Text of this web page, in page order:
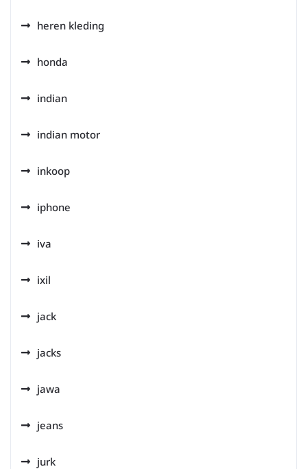
heren kleding
honda
indian
indian motor
inkoop
iphone
iva
ixil
jack
jacks
jawa
jeans
jurk